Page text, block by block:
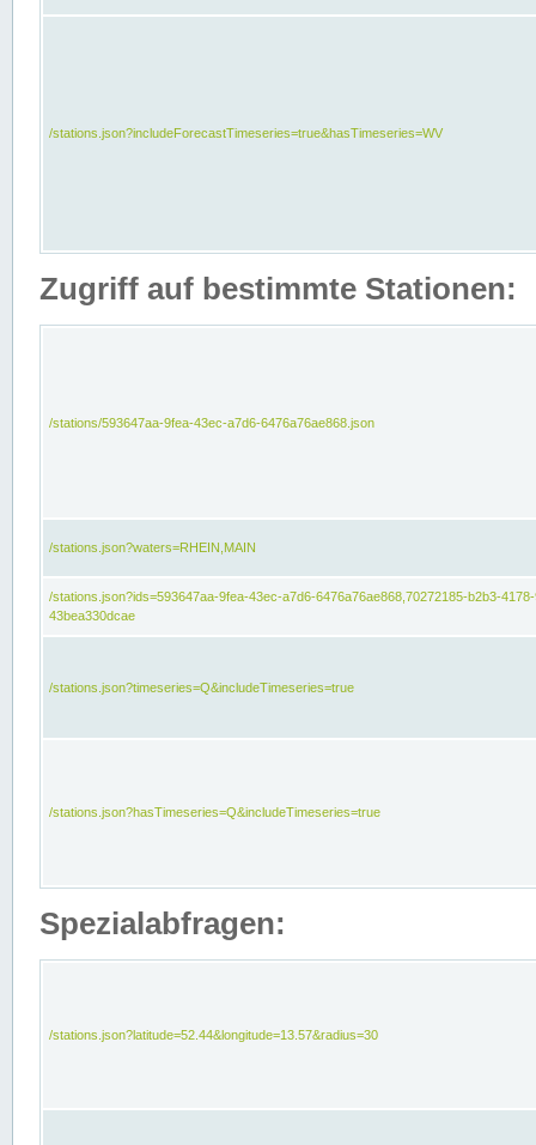
/stations.json?includeForecastTimeseries=true&hasTimeseries=WV
Zugriff auf bestimmte Stationen:
/stations/593647aa-9fea-43ec-a7d6-6476a76ae868.json
/stations.json?waters=RHEIN,MAIN
/stations.json?ids=593647aa-9fea-43ec-a7d6-6476a76ae868,70272185-b2b3-
43bea330dcae
/stations.json?timeseries=Q&includeTimeseries=true
/stations.json?hasTimeseries=Q&includeTimeseries=true
Spezialabfragen:
/stations.json?latitude=52.44&longitude=13.57&radius=30